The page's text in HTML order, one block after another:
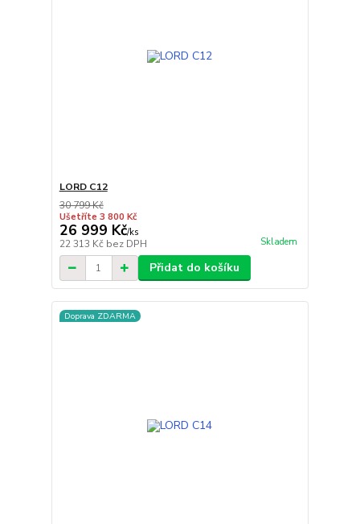
LORD C12
30 799 Kč
Ušetříte 3 800 Kč
26 999 Kč/ks
22 313 Kč bez DPH Skladem
Přidat do košíku
Doprava ZDARMA